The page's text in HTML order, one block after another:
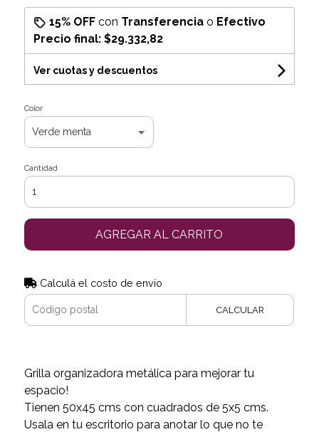
15% OFFcon Transferenciao Efectivo
Precio final: $29.332,82
Ver cuotas y descuentos
Color
Cantidad
AGREGAR AL CARRITO
Calculá el costo de envío
CALCULAR
Grilla organizadora metálica para mejorar tu
espacio!
Tienen 50x45 cms con cuadrados de 5x5 cms.
Usala en tu escritorio para anotar lo que no te